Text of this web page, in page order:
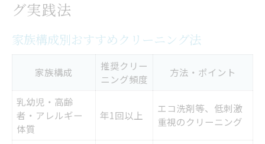
グ実践法
家族構成別おすすめクリーニング法
家族構成
推奨クリー
ニング頻度
方法・ポイント
乳幼児・高齢
者・アレルギー
体質
年1回以上
エコ洗剤等、低刺激
重視のクリーニング